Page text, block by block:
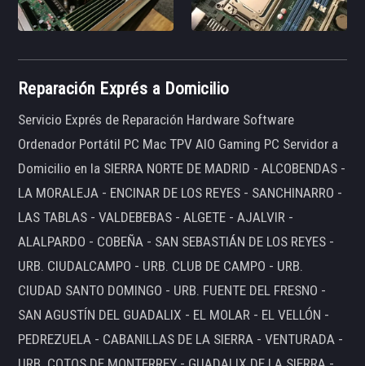
Reparación Exprés a Domicilio
Servicio Exprés de Reparación Hardware Software
Ordenador Portátil PC Mac TPV AIO Gaming PC Servidor a
Domicilio en la SIERRA NORTE DE MADRID - ALCOBENDAS -
LA MORALEJA - ENCINAR DE LOS REYES - SANCHINARRO -
LAS TABLAS - VALDEBEBAS - ALGETE - AJALVIR -
ALALPARDO - COBEÑA - SAN SEBASTIÁN DE LOS REYES -
URB. CIUDALCAMPO - URB. CLUB DE CAMPO - URB.
CIUDAD SANTO DOMINGO - URB. FUENTE DEL FRESNO -
SAN AGUSTÍN DEL GUADALIX - EL MOLAR - EL VELLÓN -
PEDREZUELA - CABANILLAS DE LA SIERRA - VENTURADA -